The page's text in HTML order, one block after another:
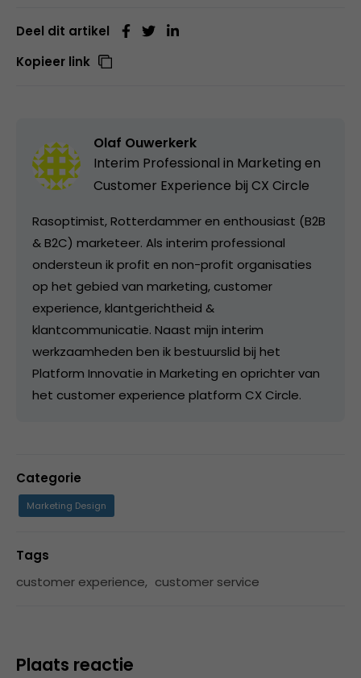
Deel dit artikel
Kopieer link
Olaf Ouwerkerk
Interim Professional in Marketing en
Customer Experience bij CX Circle
Rasoptimist, Rotterdammer en enthousiast (B2B
& B2C) marketeer. Als interim professional
ondersteun ik profit en non-profit organisaties
op het gebied van marketing, customer
experience, klantgerichtheid &
klantcommunicatie. Naast mijn interim
werkzaamheden ben ik bestuurslid bij het
Platform Innovatie in Marketing en oprichter van
het customer experience platform CX Circle.
Categorie
Marketing Design
Tags
customer experience, customer service
Plaats reactie